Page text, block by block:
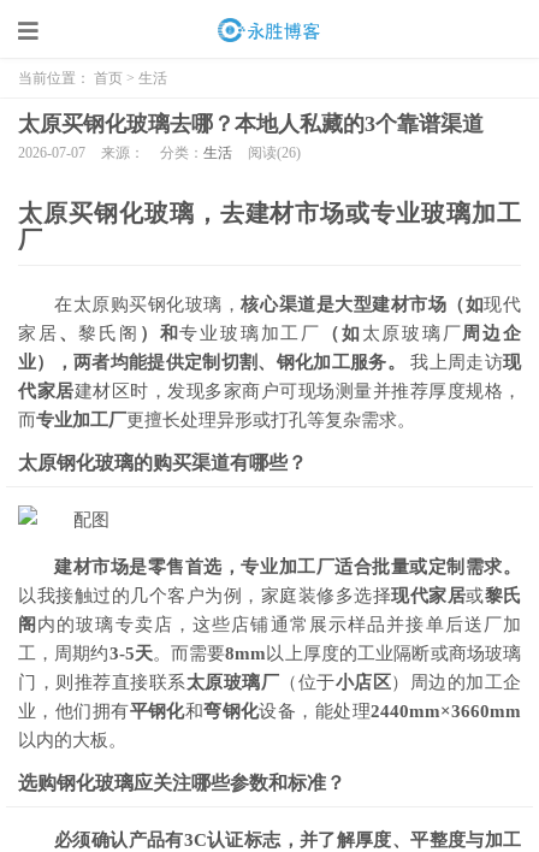
当前位置： 首页 > 生活
太原买钢化玻璃去哪？本地人私藏的3个靠谱渠道
2026-07-07 来源： 分类： 生活 阅读(26)
太原买钢化玻璃，去建材市场或专业玻璃加工
厂
在太原购买钢化玻璃，核心渠道是大型建材市场（如现代
家居、黎氏阁 ）和专业玻璃加工厂 （如 太原玻璃厂周边企
业），两者均能提供定制切割、钢化加工服务。
我上周走访现
代家居建材区时，发现多家商户可现场测量并推荐厚度规格，
而专业加工厂更擅长处理异形或打孔等复杂需求。
太原钢化玻璃的购买渠道有哪些？
建材市场是零售首选，专业加工厂适合批量或定制需求。
以我接触过的几个客户为例，家庭装修多选择现代家居或黎氏
阁 内的玻璃专卖店，这些店铺通常展示样品并接单后送厂加
工，周期约3-5天。而需要8mm 以上厚度的工业隔断或商场玻璃
门，则推荐直接联系太原玻璃厂 （位于小店区）周边的加工企
业，他们拥有平钢化和弯钢化设备，能处理2440mm×3660mm
以内的大板。
选购钢化玻璃应关注哪些参数和标准？
必须确认产品有3C认证标志，并了解厚度、平整度与加工